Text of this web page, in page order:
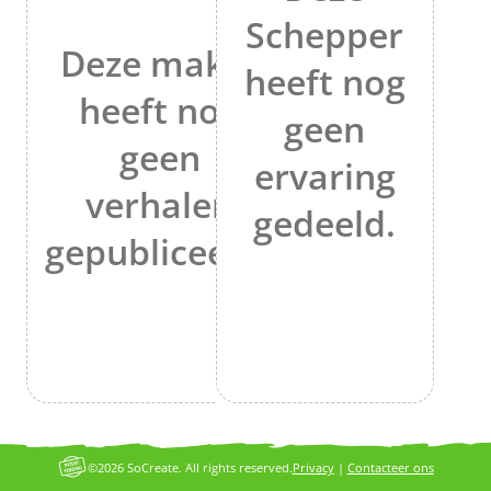
Deze maker
heeft nog
geen
verhalen
gepubliceerd.
Schepper
heeft nog
geen
ervaring
gedeeld.
Privacy| Contacteer ons
©2026 SoCreate. All rights reserved.